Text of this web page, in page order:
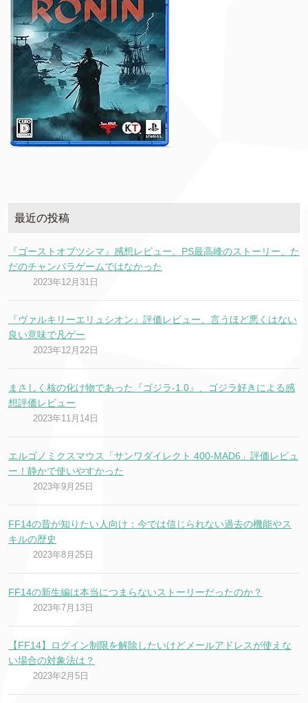
最近の投稿
『ゴーストオブツシマ』感想レビュー。PS最高峰のストーリー、た
だのチャンバラゲームではなかった
2023年12月31日
『ヴァルキリーエリュシオン』評価レビュー、言うほど悪くはない
良い意味で凡ゲー
2023年12月22日
まさしく核の化け物であった『ゴジラ-1.0』、ゴジラ好きによる感
想評価レビュー
2023年11月14日
エルゴノミクスマウス「サンワダイレクト 400-MAD6」評価レビュ
ー！静かで使いやすかった
2023年9月25日
FF14の昔が知りたい人向け：今では信じられない過去の機能やス
キルの歴史
2023年8月25日
FF14の新生編は本当につまらないストーリーだったのか？
2023年7月13日
【FF14】ログイン制限を解除したいけどメールアドレスが使えな
い場合の対象法は？
2023年2月5日